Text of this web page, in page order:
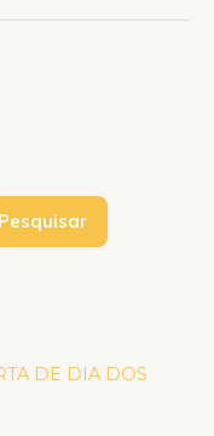
Pesquisar
DE DIA DOS